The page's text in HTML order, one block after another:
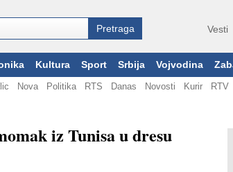
Vesti
Kultura Sport Srbija Vojvodina
Nova Politika RTS Danas Novosti Kurir RTV
iz Tunisa u dresu